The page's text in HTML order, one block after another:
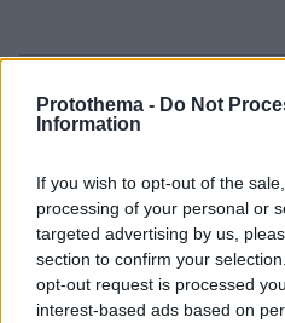
Protothema - Do Not
Information
If you wish to opt-out of the
processing of your personal or
targeted advertising by us,
section to confirm your
opt-out request is processed
interest-based ads based on
Games